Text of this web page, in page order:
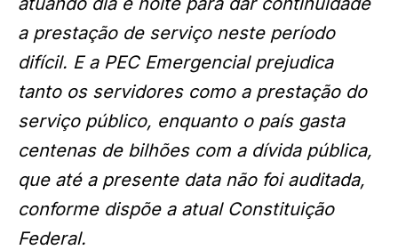
a prestação de serviço neste período
difícil. E a PEC Emergencial prejudica
tanto os servidores como a prestação do
serviço público, enquanto o país gasta
centenas de bilhões com a dívida pública,
que até a presente data não foi auditada,
conforme dispõe a atual Constituição
Federal.